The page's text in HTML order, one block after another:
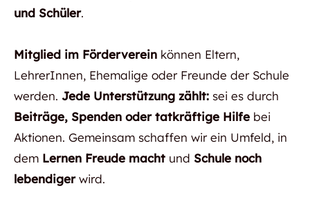
und Schüler.
Mitglied im Fördervereinkönnen Eltern,
LehrerInnen, Ehemalige oder Freunde der Schule
werden. Jede Unterstützung zählt:sei es durch
Beiträge, Spenden oder tatkräftige Hilfebei
Aktionen. Gemeinsam schaffen wir ein Umfeld, in
dem Lernen Freude machtund Schule noch
lebendigerwird.